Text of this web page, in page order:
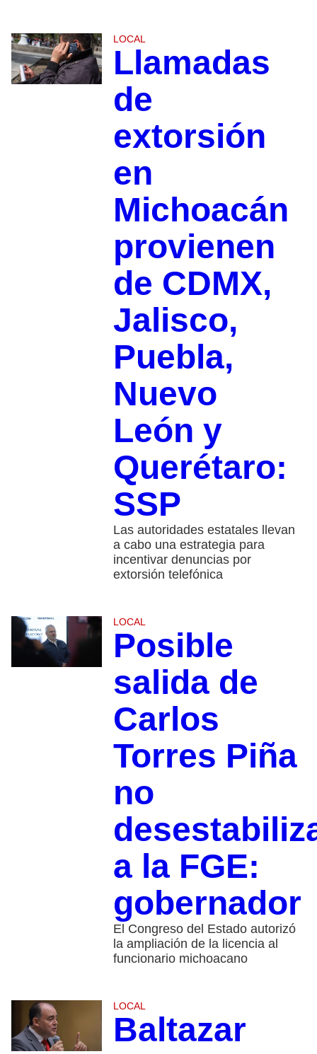
LOCAL
Llamadas
de
extorsión
en
Michoacán
provienen
de CDMX,
Jalisco,
Puebla,
Nuevo
León y
Querétaro:
SSP
Las autoridades estatales llevan
a cabo una estrategia para
incentivar denuncias por
extorsión telefónica
LOCAL
Posible
salida de
Carlos
Torres Piña
no
a la FGE:
gobernador
El Congreso del Estado autorizó
la ampliación de la licencia al
funcionario michoacano
LOCAL
Baltazar